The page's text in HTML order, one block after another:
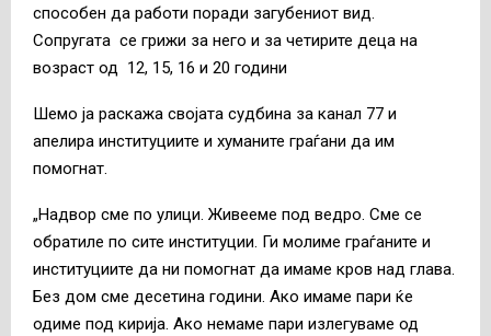
способен да работи поради загубениот вид.
Сопругата се грижи за него и за четирите деца на
возраст од 12, 15, 16 и 20 години
Шемо ја раскажа својата судбина за канал 77 и
апелира институциите и хуманите граѓани да им
помогнат.
„Надвор сме по улици. Живееме под ведро. Сме се
обратиле по сите институции. Ги молиме граѓаните и
институциите да ни помогнат да имаме кров над глава.
Без дом сме десетина години. Ако имаме пари ќе
одиме под кирија. Ако немаме пари излегуваме од